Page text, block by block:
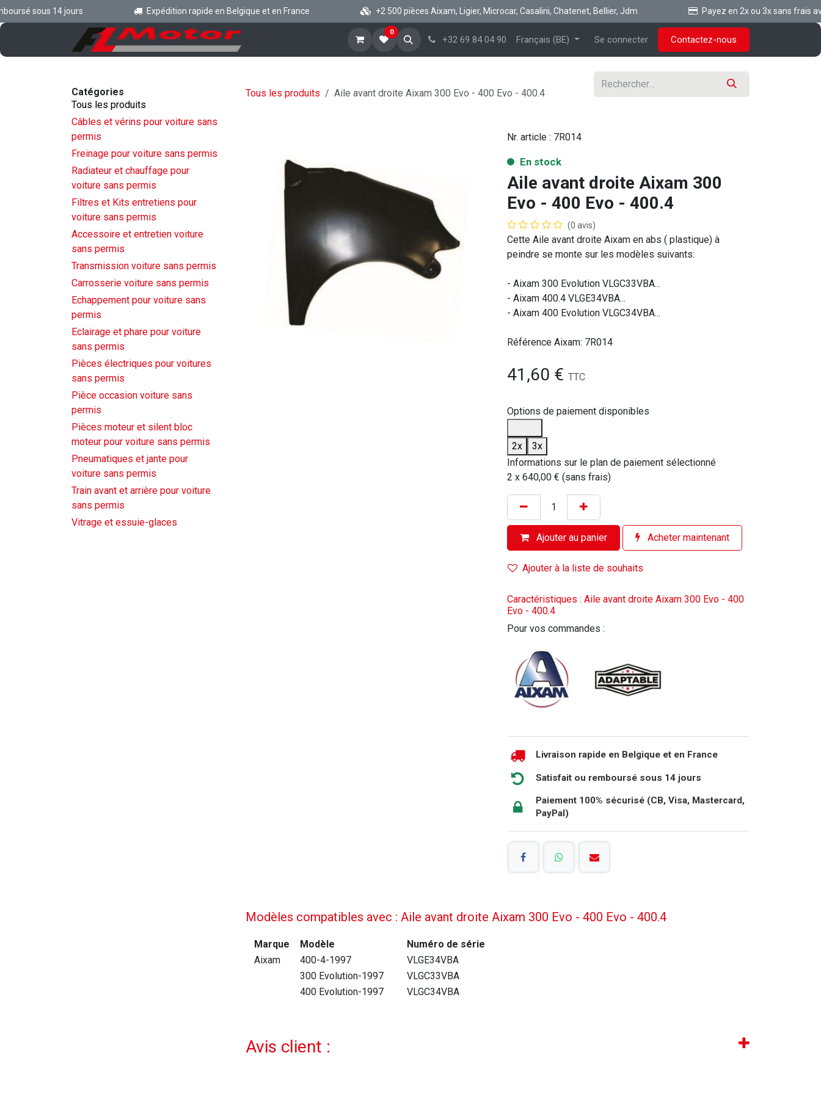
Se rendre au contenu
sous 14 jours Expédition rapide en Belgique et en France +2 500 pièces Aixam, Ligier, Microcar, Casalini, Chatenet, Bellier, Jdm Payez en 2x ou 3x sans frais ave
Blog A propos Aide
0
+32 69 84 04 90 Français (BE) Se connecter Contactez-nous
Catégories
Tous les produits
Câbles et vérins pour voiture sans
permis
Freinage pour voiture sans permis
Radiateur et chauffage pour
voiture sans permis
Filtres et Kits entretiens pour
voiture sans permis
Accessoire et entretien voiture
sans permis
Transmission voiture sans permis
Carrosserie voiture sans permis
Echappement pour voiture sans
permis
Eclairage et phare pour voiture
sans permis
Pièces électriques pour voitures
sans permis
Pièce occasion voiture sans
permis
Pièces moteur et silent bloc
moteur pour voiture sans permis
Pneumatiques et jante pour
voiture sans permis
Train avant et arrière pour voiture
sans permis
Vitrage et essuie-glaces
Tous les produits Aile avant droite Aixam 300 Evo - 400 Evo - 400.4
Nr. article : 7R014
En stock
Aile avant droite Aixam 300
Evo - 400 Evo - 400.4
(0 avis)
Cette Aile avant droite Aixam en abs ( plastique) à
peindre se monte sur les modèles suivants:
- Aixam 300 Evolution VLGC33VBA...
- Aixam 400.4 VLGE34VBA...
- Aixam 400 Evolution VLGC34VBA...
Référence Aixam: 7R014
41,60 € TTC
Options de paiement disponibles
2x
3x
Informations sur le plan de paiement sélectionné
2 x 640,00 € (sans frais)
Ajouter au panier Acheter maintenant
Ajouter à la liste de souhaits
Caractéristiques : Aile avant droite Aixam 300 Evo - 400
Evo - 400.4
Pour vos commandes :
Livraison rapide en Belgique et en France
Satisfait ou remboursé sous 14 jours
Paiement 100% sécurisé (CB, Visa, Mastercard,
PayPal)
Modèles compatibles avec : Aile avant droite Aixam 300 Evo - 400 Evo - 400.4
Marque Modèle
Numéro de série
Aixam
400-4-1997
VLGE34VBA
300 Evolution-1997
VLGC33VBA
400 Evolution-1997
VLGC34VBA
Avis client :